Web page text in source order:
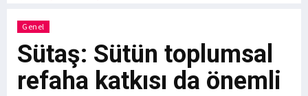
Genel
Sütaş: Sütün toplumsal
refaha katkısı da önemli